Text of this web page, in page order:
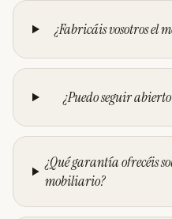
¿Fabricáis vosotros el
¿Puedo seguir
¿Qué garantía ofrecéis
mobiliario?